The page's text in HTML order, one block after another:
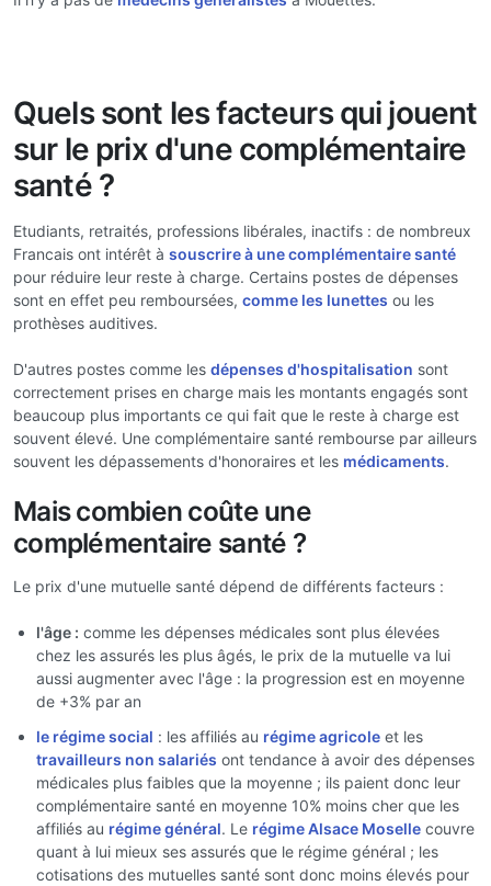
Quels sont les facteurs qui jouent
sur le prix d'une complémentaire
santé ?
Etudiants, retraités, professions libérales, inactifs : de nombreux
Francais ont intérêt à souscrire à une complémentaire santé
pour réduire leur reste à charge. Certains postes de dépenses
sont en effet peu remboursées, comme les lunettes ou les
prothèses auditives.
D'autres postes comme les dépenses d'hospitalisation sont
correctement prises en charge mais les montants engagés sont
beaucoup plus importants ce qui fait que le reste à charge est
souvent élevé. Une complémentaire santé rembourse par ailleurs
souvent les dépassements d'honoraires et les médicaments.
Mais combien coûte une
complémentaire santé ?
Le prix d'une mutuelle santé dépend de différents facteurs :
l'âge : comme les dépenses médicales sont plus élevées
chez les assurés les plus âgés, le prix de la mutuelle va lui
aussi augmenter avec l'âge : la progression est en moyenne
de +3% par an
le régime social : les affiliés au régime agricole et les
travailleurs non salariés ont tendance à avoir des dépenses
médicales plus faibles que la moyenne ; ils paient donc leur
complémentaire santé en moyenne 10% moins cher que les
affiliés au régime général. Le régime Alsace Moselle couvre
quant à lui mieux ses assurés que le régime général ; les
cotisations des mutuelles santé sont donc moins élevés pour